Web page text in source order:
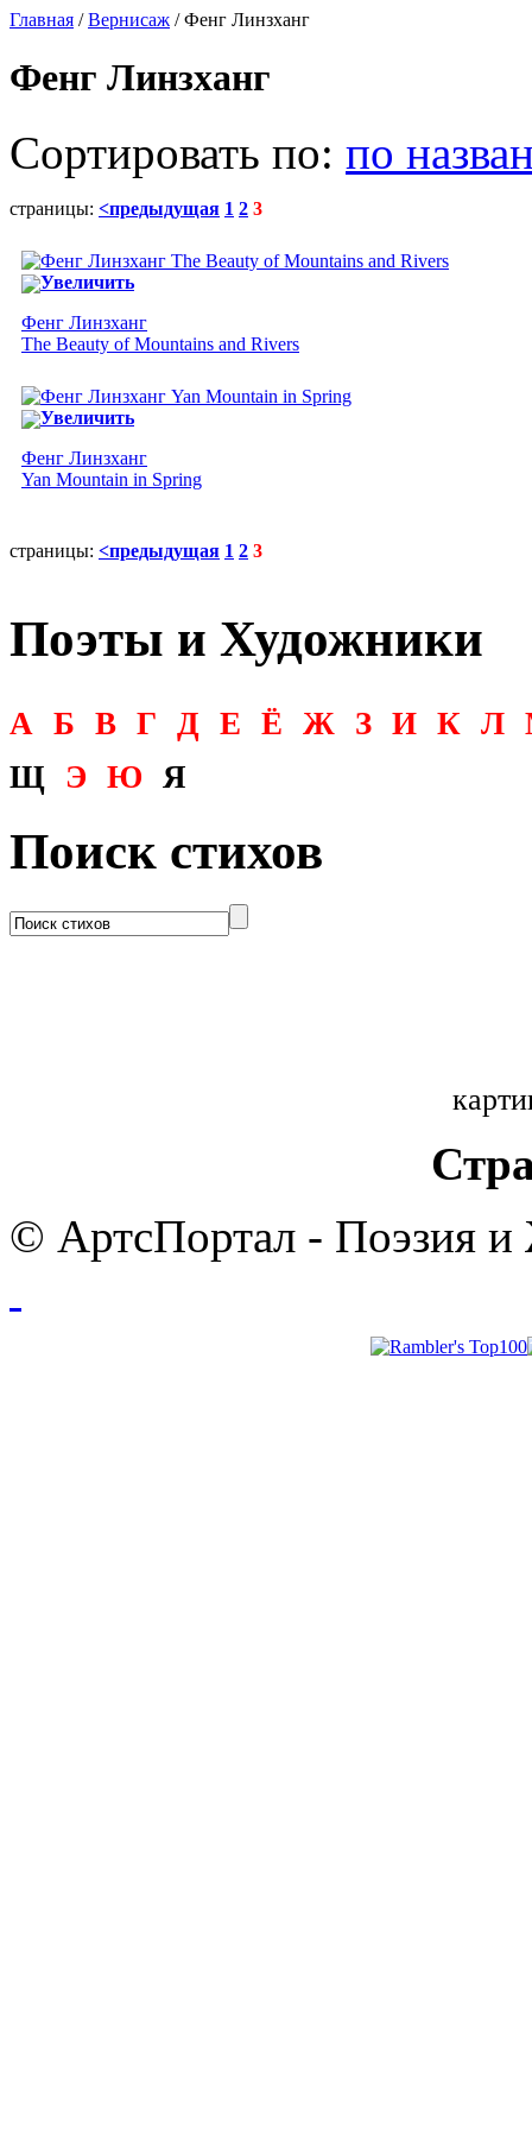
Главная /Вернисаж / Фенг Линзханг
Фенг Линзханг
Сортировать по: по
страницы: <предыдущая 1 2 3
Увеличить
Фенг Линзханг
The Beauty of Mountains and Rivers
Увеличить
Фенг Линзханг
Yan Mountain in Spring
страницы: <предыдущая 1 2 3
Поэты и Художники
А Б В Г Д Е Ё Ж З И К Л
Щ
Э Ю Я
Поиск стихов
© АртсПортал - Поэзия